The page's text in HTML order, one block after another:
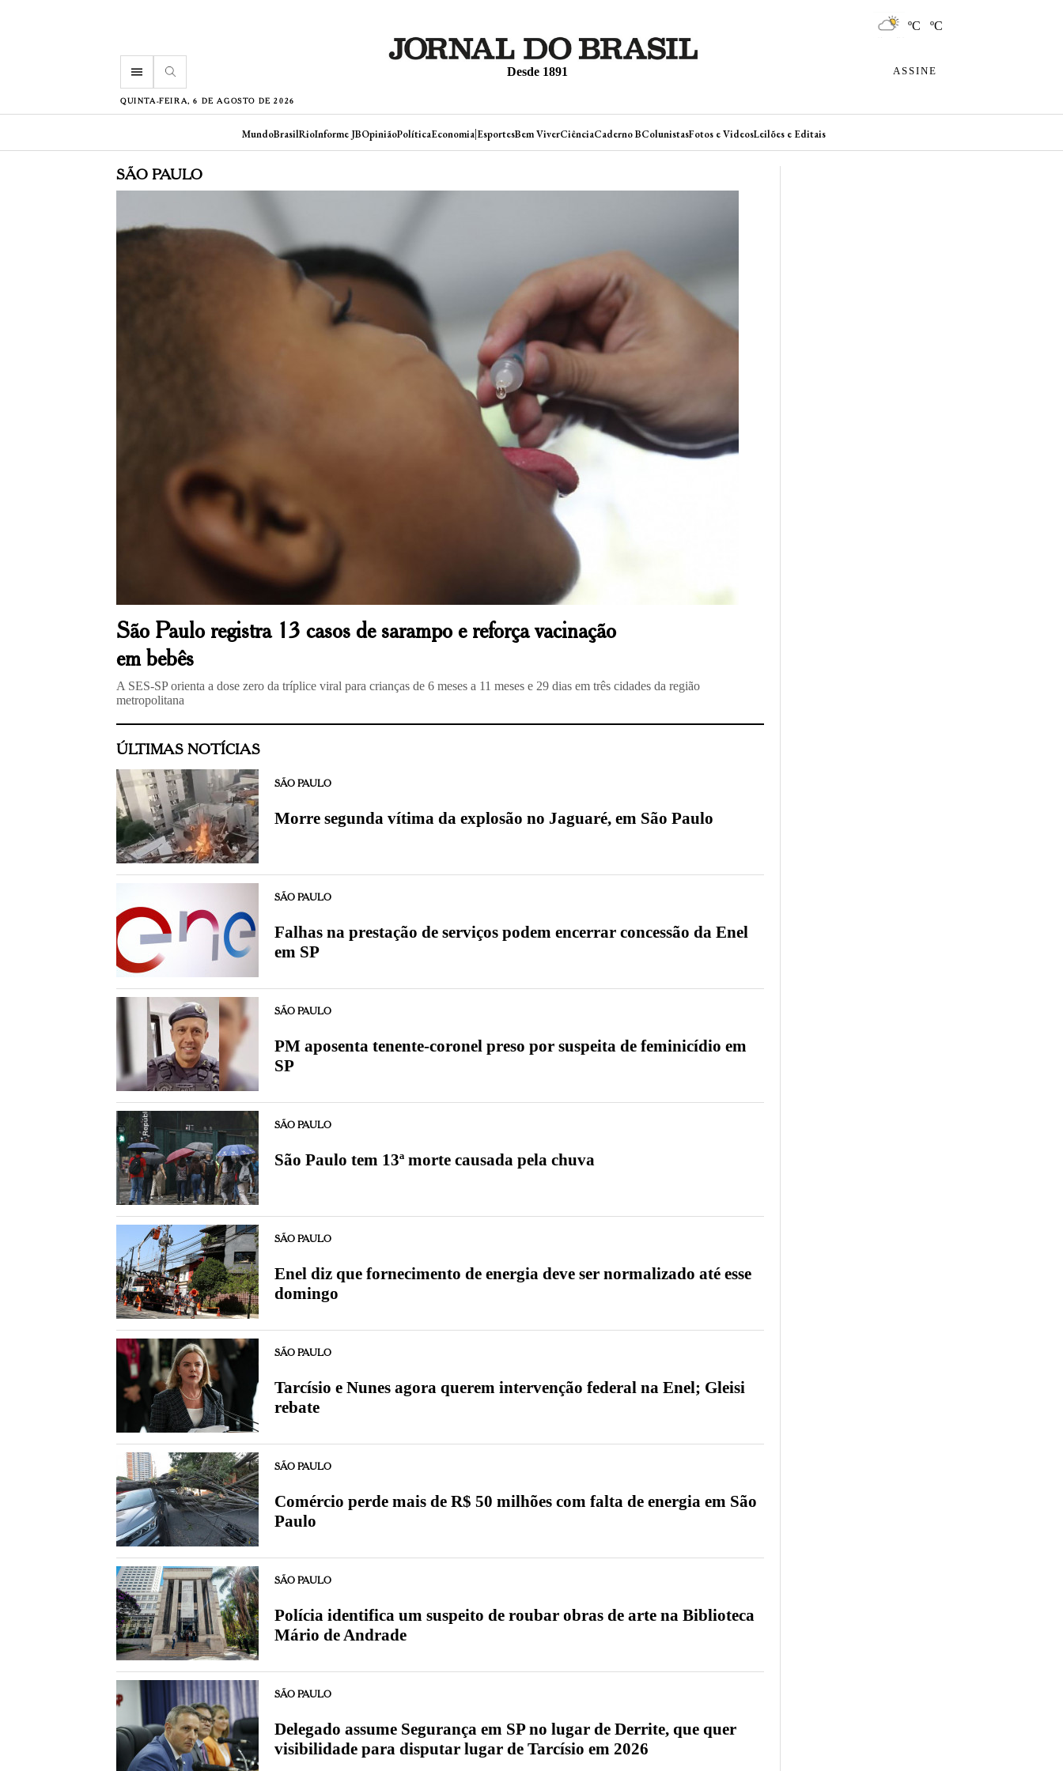
ºC ºC
menu Desde 1891 ASSINE
QUINTA-FEIRA, 6 DE AGOSTO DE 2026
MundoBrasilRioInforme JBOpiniãoPolíticaEconomia|EsportesBem ViverCiênciaCaderno BColunistasFotos e VideosLeilões e Editais
SÃO PAULO
São Paulo registra 13 casos de sarampo e reforça vacinação
em bebês
A SES-SP orienta a dose zero da tríplice viral para crianças de 6 meses a 11 meses e 29 dias em três cidades da região
metropolitana
ÚLTIMAS NOTÍCIAS
SÃO PAULO
Morre segunda vítima da explosão no Jaguaré, em São Paulo
SÃO PAULO
Falhas na prestação de serviços podem encerrar concessão da Enel
em SP
SÃO PAULO
PM aposenta tenente-coronel preso por suspeita de feminicídio em
SP
SÃO PAULO
São Paulo tem 13ª morte causada pela chuva
SÃO PAULO
Enel diz que fornecimento de energia deve ser normalizado até esse
domingo
SÃO PAULO
Tarcísio e Nunes agora querem intervenção federal na Enel; Gleisi
rebate
SÃO PAULO
Comércio perde mais de R$ 50 milhões com falta de energia em São
Paulo
SÃO PAULO
Polícia identifica um suspeito de roubar obras de arte na Biblioteca
Mário de Andrade
SÃO PAULO
Delegado assume Segurança em SP no lugar de Derrite, que quer
visibilidade para disputar lugar de Tarcísio em 2026